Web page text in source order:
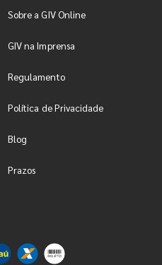
Sobre a GIV Online
GIV na Imprensa
Regulamento
Política de Privacidade
Blog
Prazos